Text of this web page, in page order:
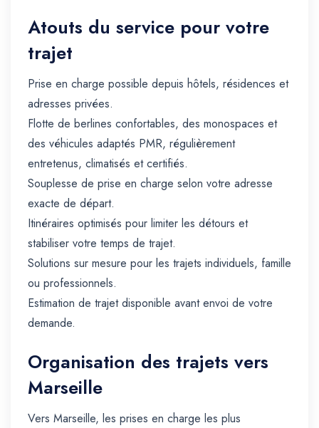
Atouts du service pour votre
trajet
Prise en charge possible depuis hôtels, résidences et
adresses privées.
Flotte de berlines confortables, des monospaces et
des véhicules adaptés PMR, régulièrement
entretenus, climatisés et certifiés.
Souplesse de prise en charge selon votre adresse
exacte de départ.
Itinéraires optimisés pour limiter les détours et
stabiliser votre temps de trajet.
Solutions sur mesure pour les trajets individuels, famille
ou professionnels.
Estimation de trajet disponible avant envoi de votre
demande.
Organisation des trajets vers
Marseille
Vers Marseille, les prises en charge les plus